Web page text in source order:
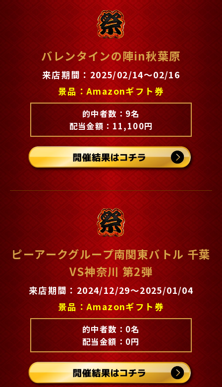
バレンタインの陣in秋葉原
来店期間：2025/02/14～02/16
景品：Amazonギフト券
的中者数：9名
配当金額：11,100円
ピーアークグループ南関東バトル 千葉
VS神奈川 第2弾
来店期間：2024/12/29～2025/01/04
景品：Amazonギフト券
的中者数：0名
配当金額：0円